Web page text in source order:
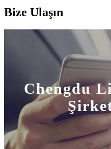
Bize Ulaşın
Chengdu